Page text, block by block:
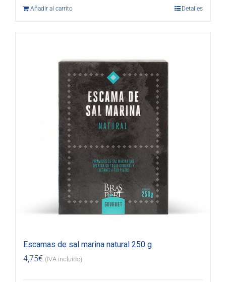
Añadir al carrito Detalles
Escamas de sal marina natural 250 g
4,75€ (IVA incluido)